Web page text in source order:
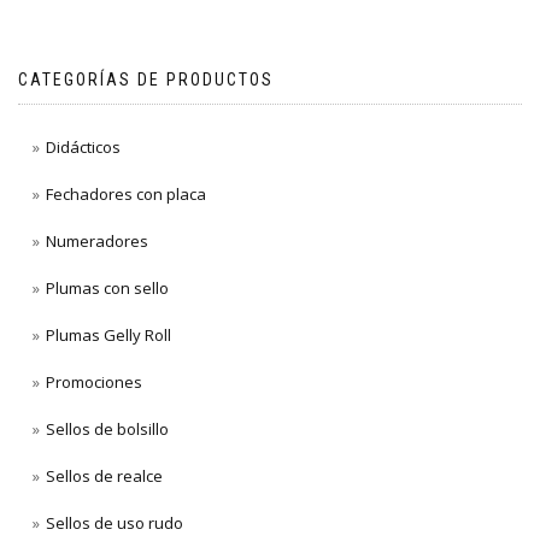
CATEGORÍAS DE PRODUCTOS
Didácticos
Fechadores con placa
Numeradores
Plumas con sello
Plumas Gelly Roll
Promociones
Sellos de bolsillo
Sellos de realce
Sellos de uso rudo